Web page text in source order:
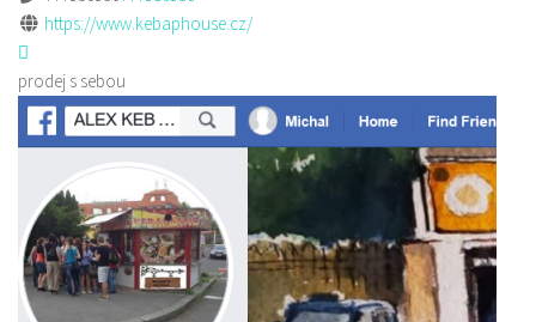
https://www.kebaphouse.cz/
prodej s sebou